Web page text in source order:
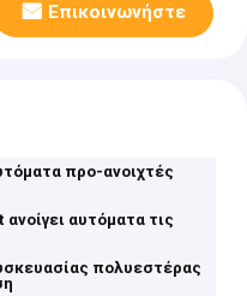
Επικοινωνήστε
προ-ανοιχτές
αυτόματα τις
πολυεστέρας